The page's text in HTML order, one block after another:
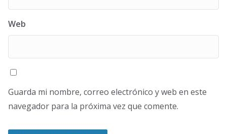
Web
Guarda mi nombre, correo electrónico y web en este
navegador para la próxima vez que comente.